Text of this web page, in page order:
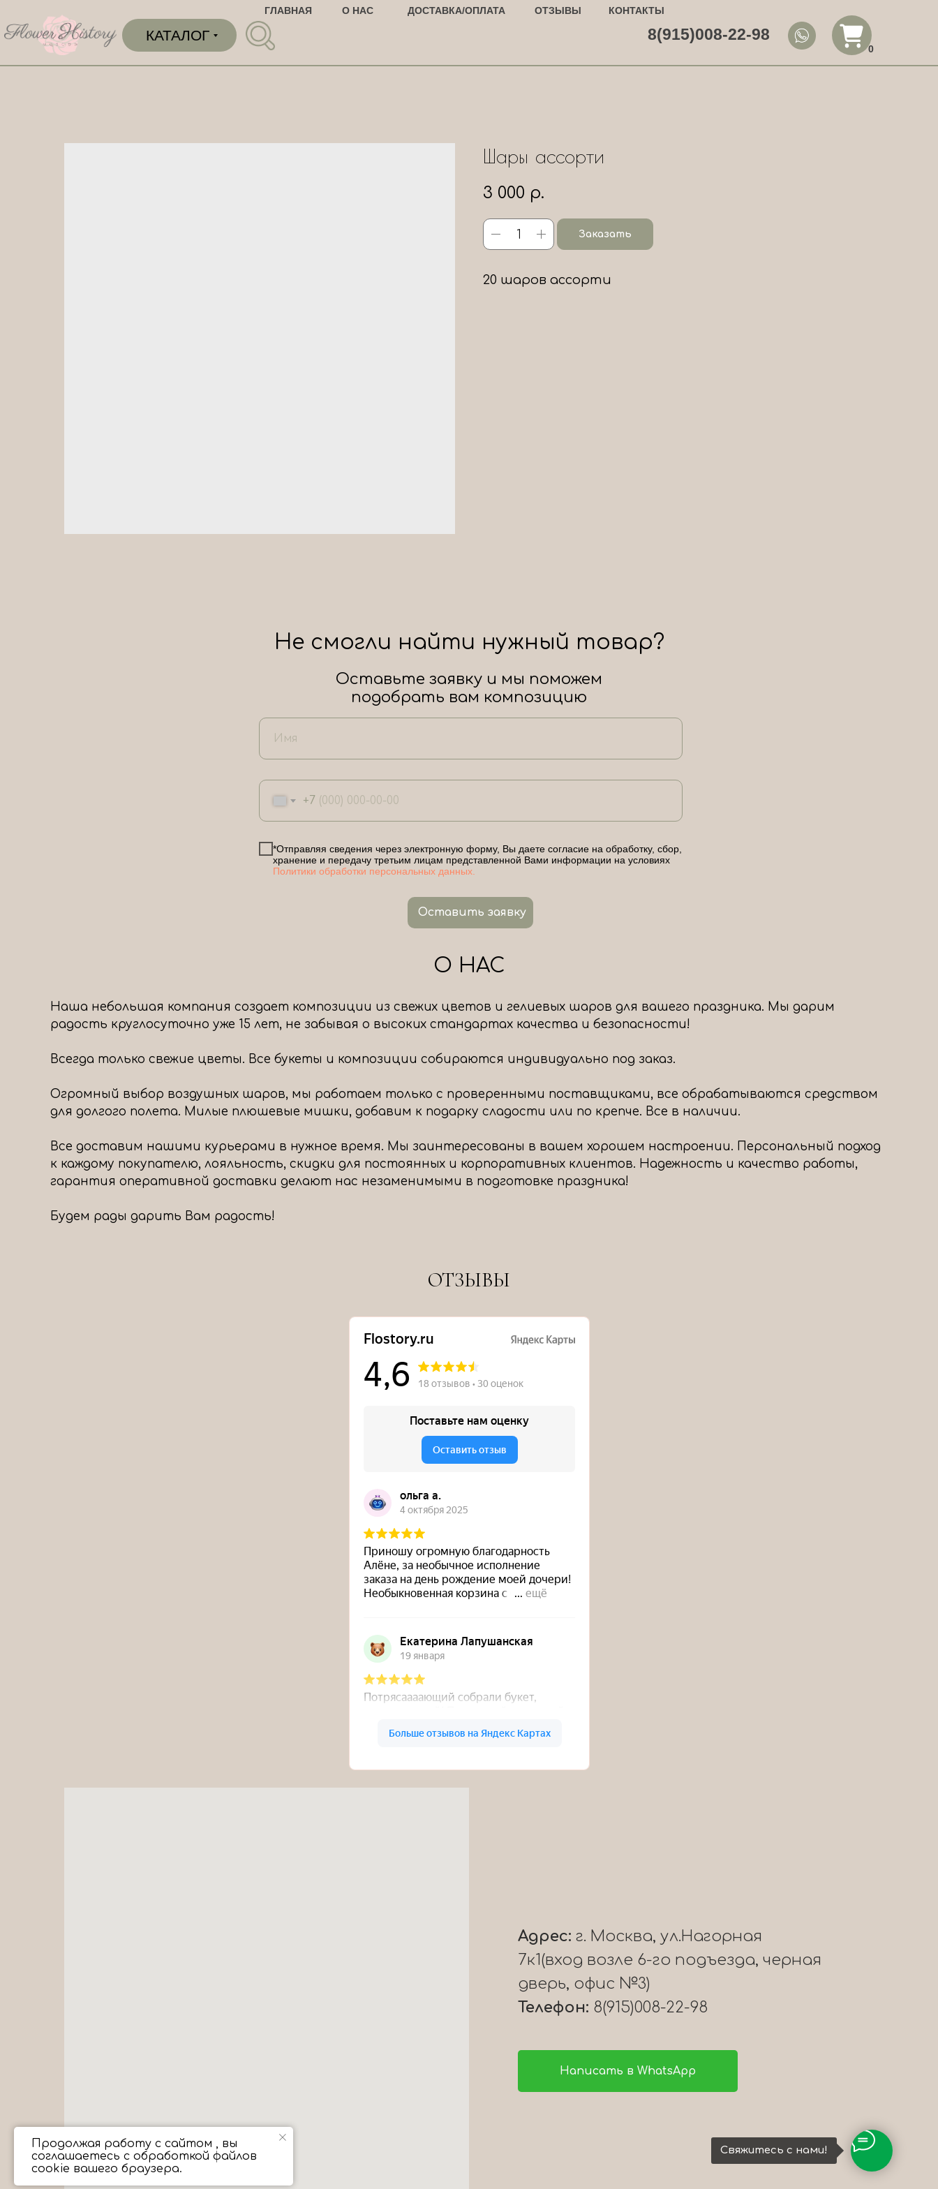
8(915)008-22-98
КАТАЛОГ
О НАС
ГЛАВНАЯ ДОСТАВКА/ОПЛАТА ОТЗЫВЫ КОНТАКТЫ
0
Свяжитесь с нами!
Продолжая работу с сайтом , вы
соглашаетесь с обработкой файлов
cookie вашего браузера.
Шары ассорти
3 000 р.
Заказать
20 шаров ассорти
+7
*Отправляя сведения через электронную форму, Вы даете согласие на обработку, сбор,
хранение и передачу третьим лицам представленной Вами информации на условиях
Политики обработки персональных данных.
Оставить заявку
Не смогли найти нужный товар?
Оставьте заявку и мы поможем
подобрать вам композицию
О НАС
Наша небольшая компания создает композиции из свежих цветов и гелиевых шаров для вашего праздника. Мы дарим
радость круглосуточно уже 15 лет, не забывая о высоких стандартах качества и безопасности!
Всегда только свежие цветы. Все букеты и композиции собираются индивидуально под заказ.
Огромный выбор воздушных шаров, мы работаем только с проверенными поставщиками, все обрабатываются средством
для долгого полета. Милые плюшевые мишки, добавим к подарку сладости или по крепче. Все в наличии.
Все доставим нашими курьерами в нужное время. Мы заинтересованы в вашем хорошем настроении. Персональный подход
к каждому покупателю, лояльность, скидки для постоянных и корпоративных клиентов. Надежность и качество работы,
гарантия оперативной доставки делают нас незаменимыми в подготовке праздника!
Будем рады дарить Вам радость!
ОТЗЫВЫ
Адрес: г. Москва, ул.Нагорная
7к1(вход возле 6-го подъезда, черная
дверь, офис №3)
Телефон: 8(915)008-22-98
Написать в WhatsApp